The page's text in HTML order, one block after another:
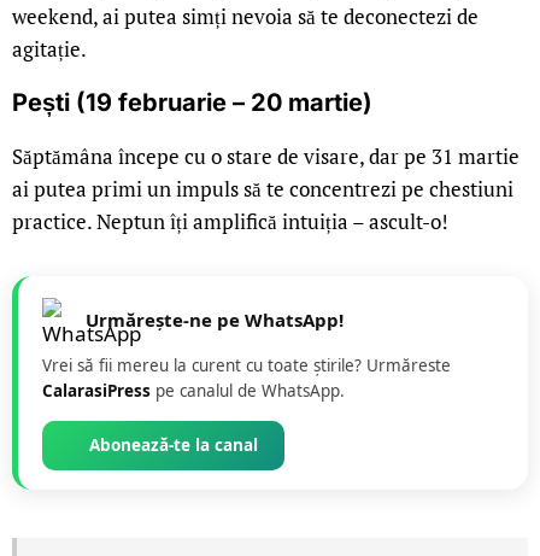
weekend, ai putea simți nevoia să te deconectezi de
agitație.
Pești (19 februarie – 20 martie)
Săptămâna începe cu o stare de visare, dar pe 31 martie
ai putea primi un impuls să te concentrezi pe chestiuni
practice. Neptun îți amplifică intuiția – ascult-o!
Urmărește-ne pe WhatsApp!
Vrei să fii mereu la curent cu toate știrile? Urmăreste
CalarasiPress pe canalul de WhatsApp.
Abonează-te la canal